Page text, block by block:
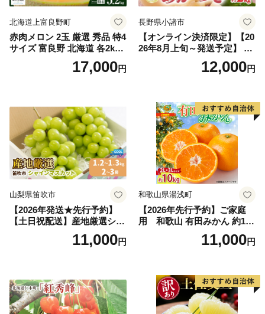
北海道上富良野町
赤肉メロン 2玉 厳選 秀品 特4
サイズ 富良野 北海道 各2kg
～2.6kg 2玉 セット ファーム
富良野 メロン めろん 果物 く
17,000円
長野県小諸市
【オンライン決済限定】【20
26年8月上旬～発送予定】 先
行予約 「浅間水蜜桃プレミ
アム」 もも あかつき 秀品 約
果肉 長野県産 小諸市
12,000円
山梨県笛吹市
【2026年発送★先行予約】
【土日祝配送】産地厳選シャ
インマスカット1.2kg～1.3kg
（2房～3房）※沖縄・離島配
笛吹市 山梨県 フルーツ 果物
ぶどう 葡萄 大粒 シャインマ
スカット おすすめ シャイン
マスカット 贈答 ギフト 産地
11,000円
和歌山県湯浅町
【2026年先行予約】ご家庭
用 和歌山 有田みかん 約10k
g (2L、3Lサイズ)【湯浅町】
11,000円